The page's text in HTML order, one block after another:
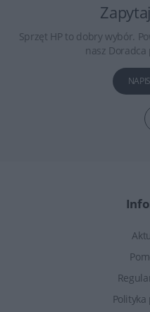
Sprzęt HP to dobry wybór.
nasz